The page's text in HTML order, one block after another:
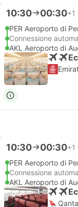
10:30 00:30+1
PER Aeroporto di
Connessione
AKL Aeroporto di
10:30 00:30+1
PER Aeroporto di
Connessione
AKL Aeroporto di